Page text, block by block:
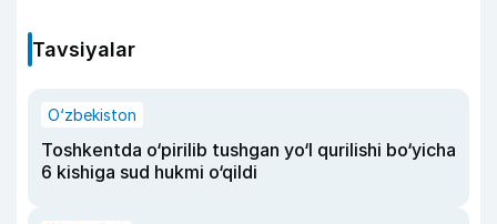
Tavsiyalar
O‘zbekiston
Toshkentda o‘pirilib tushgan yo‘l qurilishi bo‘yicha
6 kishiga sud hukmi o‘qildi